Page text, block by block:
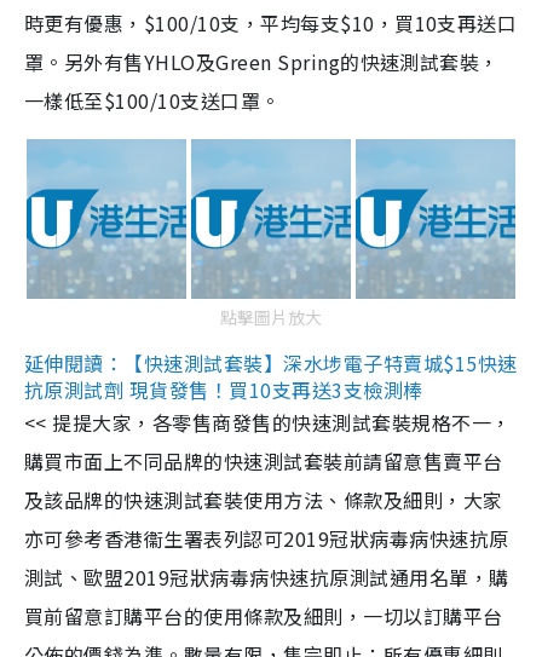
時更有優惠，$100/10支，平均每支$10，買10支再送口
罩。另外有售YHLO及Green Spring的快速測試套裝，
一樣低至$100/10支送口罩。
點擊圖片放大
延伸閱讀：【快速測試套裝】深水埗電子特賣城$15快速
抗原測試劑 現貨發售！買10支再送3支檢測棒
<< 提提大家，各零售商發售的快速測試套裝規格不一，
購買市面上不同品牌的快速測試套裝前請留意售賣平台
及該品牌的快速測試套裝使用方法、條款及細則，大家
亦可參考香港衞生署表列認可2019冠狀病毒病快速抗原
測試、歐盟2019冠狀病毒病快速抗原測試通用名單，購
買前留意訂購平台的使用條款及細則，一切以訂購平台